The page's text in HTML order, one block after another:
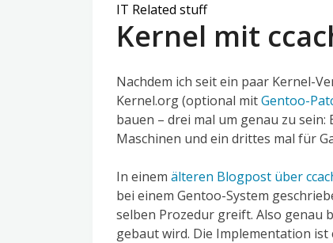
IT Related stuff
Kernel mit
Nachdem ich seit ein paar Kernel-
Kernel.org (optional mitGentoo-
bauen – drei mal um genau zu
Maschinen und ein drittes mal für
In einem älteren Blogpost über
bei einem Gentoo-System
selben Prozedur greift. Also genau
gebaut wird. Die Implementation